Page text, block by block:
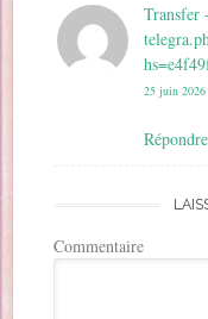
Transfer
25 juin
Répondre
Commentaire